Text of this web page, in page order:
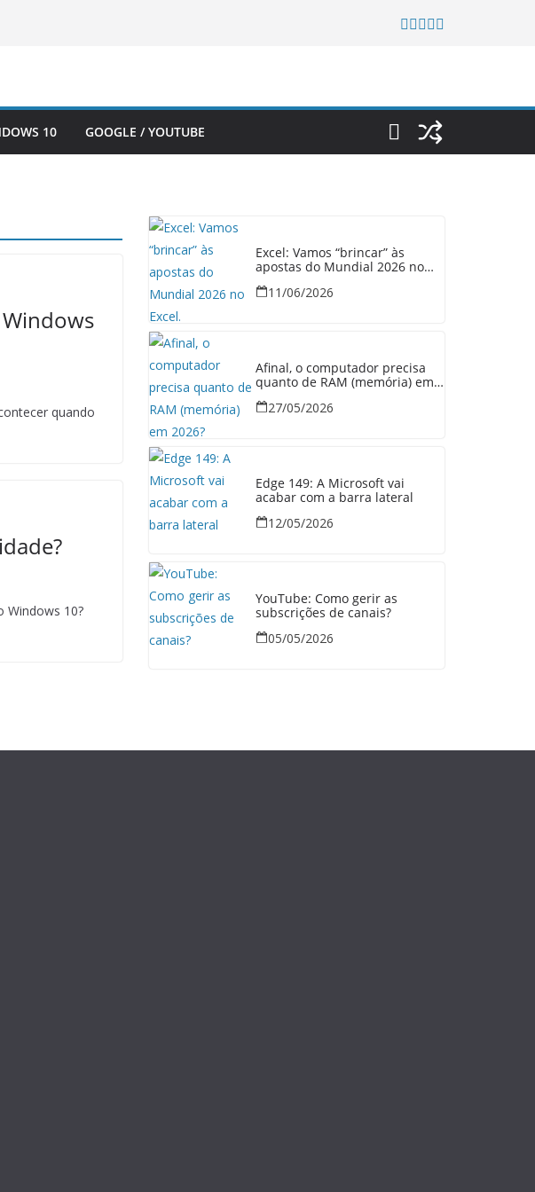
10 GOOGLE / YOUTUBE
quando
Windows 10?
Excel: Vamos “brincar” às
apostas do Mundial 2026 no
11/06/2026
Afinal, o computador precisa
quanto de RAM (memória) em
27/05/2026
Edge 149: A Microsoft vai
acabar com a barra lateral
12/05/2026
YouTube: Como gerir as
subscrições de canais?
05/05/2026